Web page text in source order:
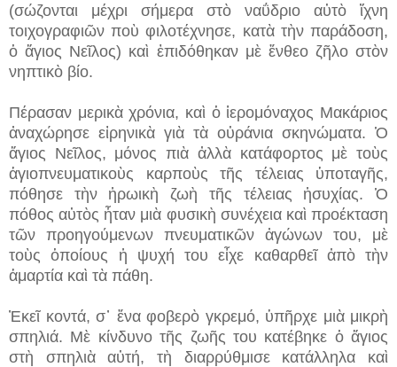
(σώζονται μέχρι σήμερα στὸ ναΰδριο αὐτὸ ἴχνη
τοιχογραφιῶν ποὺ φιλοτέχνησε, κατὰ τὴν παράδοση,
ὁ ἅγιος Νεῖλος) καὶ ἐπιδόθηκαν μὲ ἔνθεο ζῆλο στὸν
νηπτικὸ βίο.
Πέρασαν μερικὰ χρόνια, καὶ ὁ ἱερομόναχος Μακάριος
ἀναχώρησε εἰρηνικὰ γιὰ τὰ οὐράνια σκηνώματα. Ὁ
ἅγιος Νεῖλος, μόνος πιὰ ἀλλὰ κατάφορτος μὲ τοὺς
ἁγιοπνευματικοὺς καρποὺς τῆς τέλειας ὑποταγῆς,
πόθησε τὴν ἡρωικὴ ζωὴ τῆς τέλειας ἡσυχίας. Ὁ
πόθος αὐτὸς ἦταν μιὰ φυσικὴ συνέχεια καὶ προέκταση
τῶν προηγούμενων πνευματικῶν ἀγώνων του, μὲ
τοὺς ὁποίους ἡ ψυχή του εἶχε καθαρθεῖ ἀπὸ τὴν
ἁμαρτία καὶ τὰ πάθη.
Ἐκεῖ κοντά, σ᾿ ἕνα φοβερὸ γκρεμό, ὑπῆρχε μιὰ μικρὴ
σπηλιά. Μὲ κίνδυνο τῆς ζωῆς του κατέβηκε ὁ ἅγιος
στὴ σπηλιὰ αὐτή, τὴ διαρρύθμισε κατάλληλα καὶ